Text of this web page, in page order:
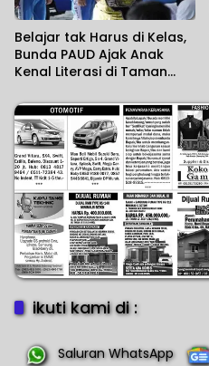
Belajar tak Harus di Kelas,
Bunda PAUD Ajak Anak
Kenal Literasi di Taman
ikuti kami di :
Saluran WhatsApp